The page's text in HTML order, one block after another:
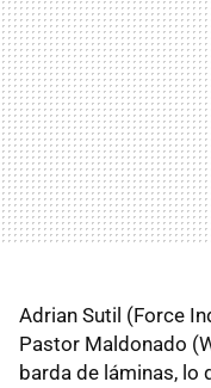
Adrian Sutil (Force
Pastor Maldonado
barda de láminas, lo